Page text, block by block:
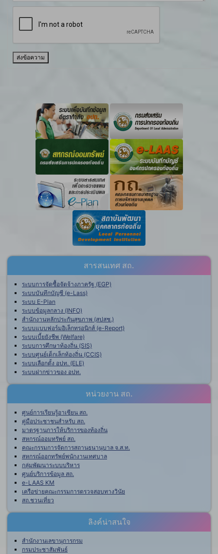
ส่งข้อความ
สารสนเทศ สถ.
ระบบการจัดซื้อจัดจ้างภาครัฐ (EGP)
ระบบบันทึกบัญชี (e-Lass)
ระบบ E-Plan
ระบบข้อมูลกลาง (INFO)
สำนักงานหลักประกันสุขภาพ (สปสช.)
ระบบแบบฟอร์มอิเล็กทรอนิกส์ (e-Report)
ระบบเบี้ยยังชีพ (Welfare)
ระบบการศึกษาท้องถิ่น (SIS)
ระบบศูนย์เด็กเล็กท้องถิ่น (CCIS)
ระบบเลือกตั้ง อปท. (ELE)
ระบบฝากข่าวของ อปท.
หน่วยงาน สถ.
ศูนย์การเรียนรู้อาเซียน สถ.
คู่มือประชาชนสำหรับ สถ.
มาตรฐานการให้บริการของท้องถิ่น
สหกรณ์ออมทรัพย์ สถ.
คณะกรรมการจัดการสถานธนานุบาล จ.ส.ท.
สหกรณ์ออกทรัพย์พนักงานเทศบาล
กลุ่มพัฒนาระบบบริหาร
ศูนย์บริการข้อมูล สถ.
e-LAAS KM
เครือข่ายคณะกรรมการตรวจสอบทางวินัย
สถ.ชวนเที่ยว
ลิงค์น่าสนใจ
สำนักงานเลขานุการกรม
กรมประชาสัมพันธ์